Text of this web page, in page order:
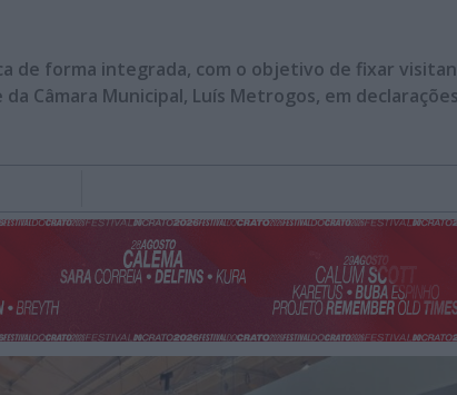
forma integrada, com o objetivo de fixar
Câmara Municipal, Luís Metrogos, em